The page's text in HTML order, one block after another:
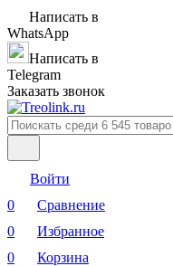
Написать в
WhatsApp
Написать в
Telegram
Заказать звонок
Войти
0
Сравнение
0
Избранное
0
Корзина